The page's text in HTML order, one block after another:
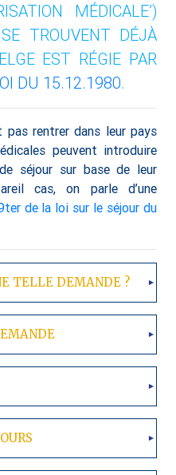
MÉDICALE’)
TROUVENT DÉJÀ
EST RÉGIE PAR
DU 15.12.1980.
pas rentrer dans leur pays
peuvent introduire
séjour sur base de leur
cas, on parle d’une
de la loi sur le séjour du
TELLE DEMANDE ?